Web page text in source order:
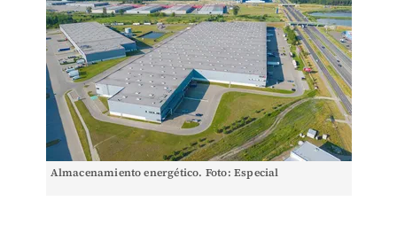
Almacenamiento energético. Foto: Especial